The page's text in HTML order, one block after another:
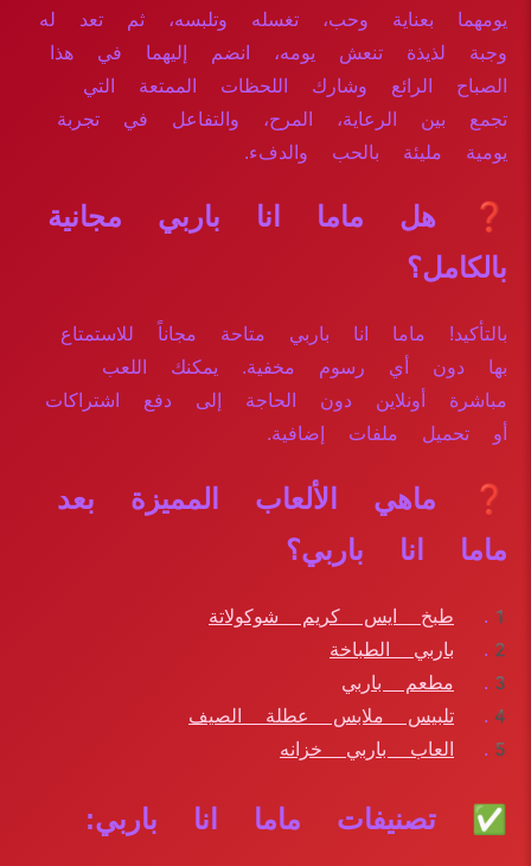
يومهما بعناية وحب، تغسله وتلبسه، ثم تعد له
وجبة لذيذة تنعش يومه، انضم إليهما في هذا
الصباح الرائع وشارك اللحظات الممتعة التي
تجمع بين الرعاية، المرح، والتفاعل في تجربة
يومية مليئة بالحب والدفء.
❓ هل ماما انا باربي مجانية
بالكامل؟
بالتأكيد! ماما انا باربي متاحة مجاناً للاستمتاع
بها دون أي رسوم مخفية. يمكنك اللعب
مباشرة أونلاين دون الحاجة إلى دفع اشتراكات
أو تحميل ملفات إضافية.
❓ ماهي الألعاب المميزة بعد
ماما انا باربي؟
طبخ ايس كريم شوكولاتة
باربي الطباخة
مطعم باربي
تلبيس ملابس عطلة الصيف
العاب باربي خزانه
✅ تصنيفات ماما انا باربي: